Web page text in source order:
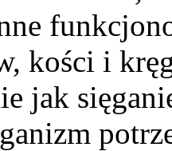
kości i
jak